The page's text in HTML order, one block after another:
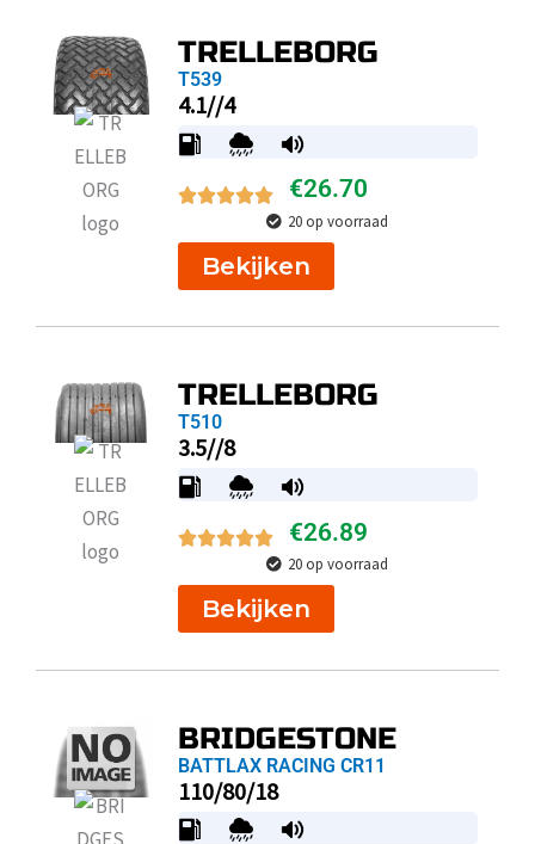
TRELLEBORG
T539
4.1//4
€26.70
20 op voorraad
Bekijken
TRELLEBORG
T510
3.5//8
€26.89
20 op voorraad
Bekijken
BRIDGESTONE
BATTLAX RACING CR11
110/80/18